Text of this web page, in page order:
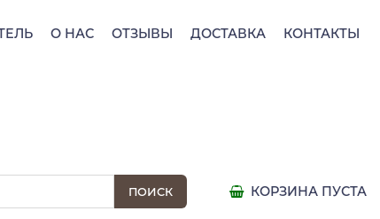
О НАС ОТЗЫВЫ ДОСТАВКА КОНТАКТЫ
КОРЗИНА ПУСТА